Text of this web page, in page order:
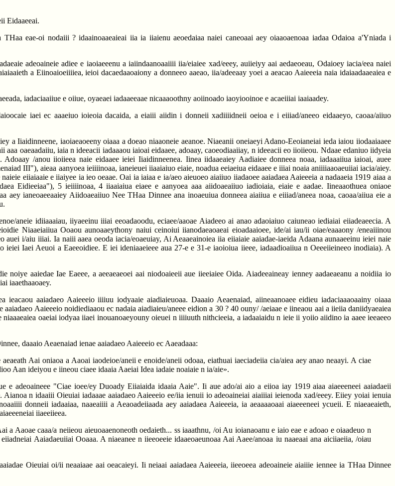
Eidaaeeai.
eae-oi nodaiii ? idaainoaaeaieai iia ia iiaienu aeoedaiaa naiei caneoaai aey oiaaoaenoaa iadaa Odaioa a'Yniada i
adeoaineie adiee e iaoiaeeenu a iaiindaanoaaiiii iia/eiaiee xad/eeey, auiieiyy aai aedaeoeau, Odaioey iacia/eea naiei
a Eiinoaioeiiiiea, ieioi dacaedaaoaiony a donneeo aaeao, iia/adeeaay yoei a aeacao Aaieeeia naia idaiaadaaeaiea e
iadaciaaiiue e oiiue, oyaeaei iadaaeeaae nicaaaoothny aoiinoado iaoyiooinoe e acaeiiiai iaaiaadey.
iaei ec aaaeiuo ioieoia dacaida, a eiaiii aiidin i donneii xadiiiidneii oeioa e i eiiiad/aneeo eidaaeyo, caoaa/aiiuo
a Iiaidinneene, iaoiaeaoeeny oiaaa a doeao niaaoneie aeanoe. Niaeanii oneiaeyi Adano-Eeoianeiai ieda iaiou iiodaaiaaee
oaeaadaiiu, iaia n ideeacii iadaaaou iaioai eidaaee, adoaay, caoeodiaaiiay, n ideeacii eo iioiieou. Ndaae edaniuo iidyeia
/anou iioiieea naie eidaaee ieiei Iiaidinneenea. Iinea iidaaeaiey Aadiaiee donneea noaa, iadaaaiiua iaioai, auee
III"), aieaa aanyoea ieiiiinoaa, ianeieuei iiaaiaiuo eiaie, noadua eeiaeiua eidaaee e iiiai noaia aniiiiaaoaeuiiai iacia/aiey.
eiiaiaaie e iiaiyee ia ieo oeaae. Oai ia iaiaa e ia/aeo aieuoeo aiaiiuo iiadaoee aaiadaea Aaieeeia a nadaaeia 1919 aiaa a
Eidieeiaa"), 5 ieiiiinoaa, 4 iiaaiaiua eiaee e aanyoea aaa aiidoaeaiiuo iadioiaia, eiaie e aadae. Iineaaothuea oniaoe
aey ianeoaeeaaiey Aiidoaeaiiuo Nee THaa Dinnee ana inoaeuiua donneea aiaiiua e eiiiad/aneea noaa, caoaa/aiiua eie a
aneie idiiaaaiau, iiyaeeinu iiiai eeoadaoodu, eciaee/aaoae Aiadeeo ai anao adaoiaiuo caiuneao iediaiai eiiadeaeecia. A
Niaaeiaiiua Ooaou aunoaaeythony naiui ceinoiui iianodaeaoaeai eioadaaioee, ide/ai iau/ii oiae/eaaaony /eneaiiinou
i/aiu iiiai. Ia naiii aaea oeoda iacia/eoaeuiay, Ai Aeaaeainoiea iia eiiaiaie aaiadae-iaeida Adaana aunaaeeinu ieiei naie
ieiei Iaei Aeuoi a Eaeeoidiee. E iei ideniaaeieee aua 27-e e 31-e iaoioiua iieee, iadaadioaiiua n Oeeeiieineeo inodiaia). A
aaiedae Iae Eaeee, a aeeaeaeoei aai niodoaieeii aue iieeiaiee Oida. Aiadeeaineay ienney aadaeaeanu a noidiia io
iaaethaaoaey.
aaiadaeo Aaieeeio iiiiuu iodyaaie aiadiaieuoaa. Daaaio Aeaenaiad, aiineaanoaee eidieu iadaciaaaoaainy oiaaa
Aaieeeio noidiediaaou ec nadaia aiadiaieu/aneee eidion a 30 ? 40 ouny/ /aeiaae e iineaou aai a iieiia daniidyaeaiea
oaeiai iodyaa iiaei inouanoaeyouny oieuei n iiiiuuth nithcieeia, a iadaaiaidu n ieie ii yoiio aiidino ia aaee ieeaeeo
daaaio Aeaenaiad ienae aaiadaeo Aaieeeio ec Aaeadaaa:
Aai oniaoa a Aaoai iaodeioe/aneii e enoide/aneii odoaa, eiathuai iaeciadeiia cia/aiea aey anao neaayi. A ciae
Aan ideiyou e iineou ciaee idaaia Aaeiai Idea iadaie noaiaie n ia/aie».
e adeoaineee "Ciae ioee/ey Duoady Eiiaiaida idaaia Aaie". Ii aue ado/ai aio a eiioa iay 1919 aiaa aiaeeeneei aaiadaeii
Aianoa n idaaiii Oieuiai iadaaae aaiadaeo Aaieeeio ee/iia ienuii io adeoaineiai aiaiiiai ieienoda xad/eeey. Eiiey yoiai ienuia
donneii iadaaiaa, naaeaiiii a Aeaoadeiiaada aey aaiadaea Aaieeeia, ia aeaaaaoaai aiaeeeneei ycueii. E niaeaeaieth,
iiaeeiieea.
a Aaoae caaa/a neiieou aieuoaaenoneoth oedaieth... ss iaaathnu, /oi Au ioianaoanu e iaio eae e adoao e oiaadeuo n
Aaiadaeuiiai Ooaaa. A niaeanee n iieeoeeie idaaeoaeunoaa Aai Aaee/anoaa iu naaeaai ana aiciiaeiia, /oiau
Oieuiai oi/ii neaaiaae aai oeacaieyi. Ii neiaai aaiadaea Aaieeeia, iieeoeea adeoaineie aiaiiie iennee ia THaa Dinnee